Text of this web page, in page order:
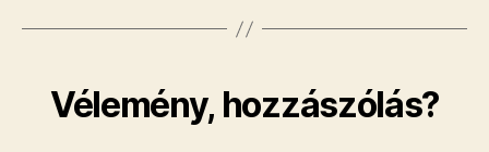
Vélemény, hozzászólás?